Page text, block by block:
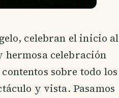
celebran el inicio al
hermosa celebración
sobre todo los
y vista. Pasamos